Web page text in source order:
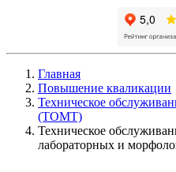
Главная
Повышение кваликации
Техническое
(ТОМТ)
Техническое
лабораторных и